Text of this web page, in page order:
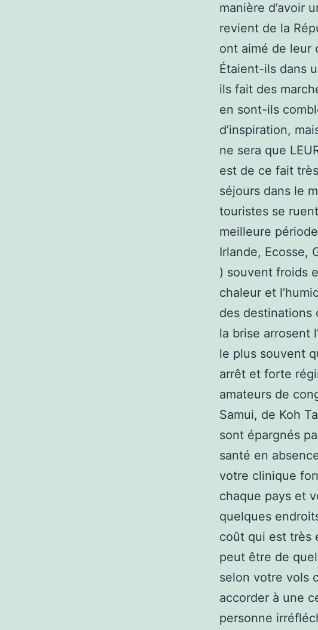
manière d’avoir
revient de la
ont aimé de leur
Étaient-ils dans
ils fait des
en sont-ils
d’inspiration,
ne sera que
est de ce fait
séjours dans le
touristes se
meilleure
Irlande, Ecosse,
) souvent froids
chaleur et
des destinations
la brise arrosent
le plus souvent
arrêt et forte
amateurs de
Samui, de Koh
sont épargnés
santé en
votre clinique
chaque pays et
quelques
coût qui est très
peut être de
selon votre vols
accorder à une
personne